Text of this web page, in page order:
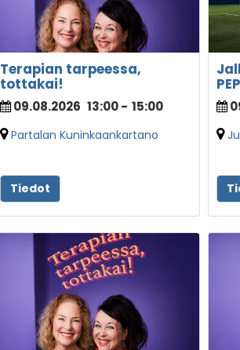
Terapian tarpeessa,
tottakai!
09.08.2026 13:00- 15:00
Partalan Kuninkaankartano
Tiedot